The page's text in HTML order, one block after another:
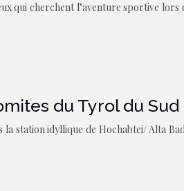
qui cherchent l’aventure sportive
du Tyrol du Sud
la station idyllique de Hochabtei/ Alta